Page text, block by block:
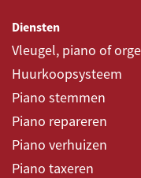
Diensten
Vleugel, piano of
Huurkoopsysteem
Piano stemmen
Piano repareren
Piano verhuizen
Piano taxeren